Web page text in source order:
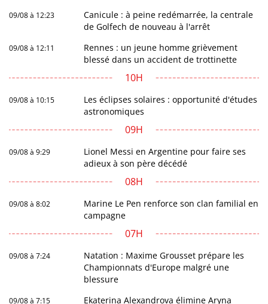
09/08 à 12:23
Canicule : à peine redémarrée, la centrale
de Golfech de nouveau à l'arrêt
09/08 à 12:11
Rennes : un jeune homme grièvement
blessé dans un accident de trottinette
10H
09/08 à 10:15
Les éclipses solaires : opportunité d'études
astronomiques
09H
09/08 à 9:29
Lionel Messi en Argentine pour faire ses
adieux à son père décédé
08H
09/08 à 8:02
Marine Le Pen renforce son clan familial en
campagne
07H
09/08 à 7:24
Natation : Maxime Grousset prépare les
Championnats d'Europe malgré une
blessure
09/08 à 7:15
Ekaterina Alexandrova élimine Aryna